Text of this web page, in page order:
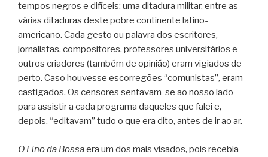
tempos negros e difíceis: uma ditadura militar, entre as
várias ditaduras deste pobre continente latino-
americano. Cada gesto ou palavra dos escritores,
jornalistas, compositores, professores universitários e
outros criadores (também de opinião) eram vigiados de
perto. Caso houvesse escorregões “comunistas”, eram
castigados. Os censores sentavam-se ao nosso lado
para assistir a cada programa daqueles que falei e,
depois, “editavam” tudo o que era dito, antes de ir ao ar.
O Fino da Bossaera um dos mais visados, pois recebia